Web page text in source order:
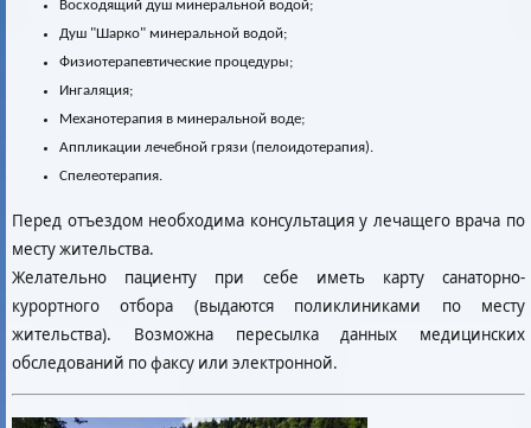
Восходящий душ минеральной водой;
Душ "Шарко" минеральной водой;
Физиотерапевтические процедуры;
Ингаляция;
Механотерапия в минеральной воде;
Аппликации лечебной грязи (пелоидотерапия).
Спелеотерапия.
Перед отъездом необходима консультация у лечащего врача по
месту жительства.
Желательно пациенту при себе иметь карту санаторно-
курортного отбора (выдаются поликлиниками по месту
жительства). Возможна пересылка данных медицинских
обследований по факсу или электронной.